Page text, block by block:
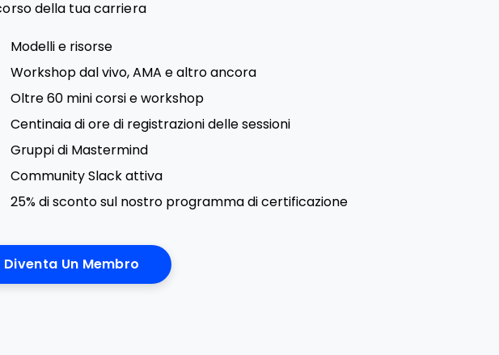
della tua carriera
Modelli e risorse
Workshop dal vivo, AMA e altro ancora
Oltre 60 mini corsi e workshop
Centinaia di ore di registrazioni delle sessioni
Gruppi di Mastermind
Community Slack attiva
25% di sconto sul nostro programma di certificazione
Diventa Un Membro